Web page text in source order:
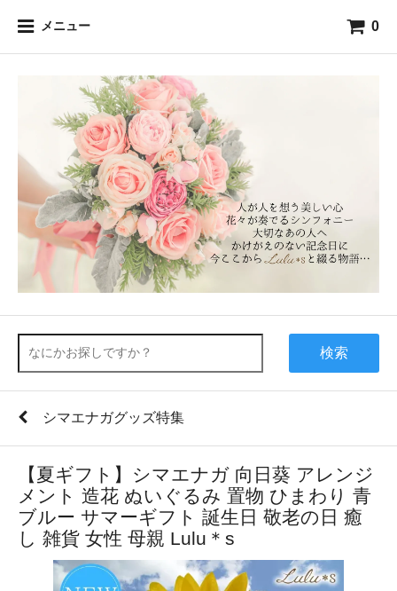
メニュー 0
検索
シマエナガグッズ特集
【夏ギフト】シマエナガ 向日葵 アレンジ
メント 造花 ぬいぐるみ 置物 ひまわり 青
ブルー サマーギフト 誕生日 敬老の日 癒
し 雑貨 女性 母親 Lulu＊s